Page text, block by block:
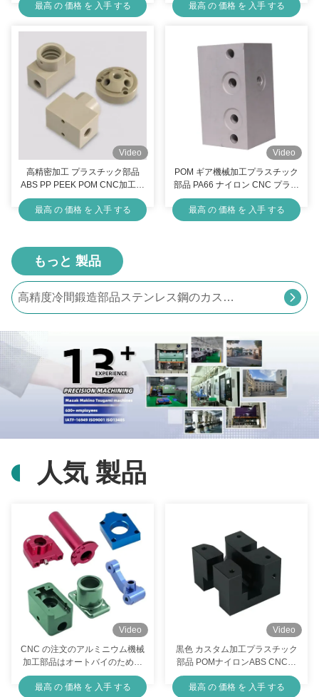
最高 の 価格 を 入手 する
最高 の 価格 を 入手 する
Video
高精密加工 プラスチック部品
ABS PP PEEK POM CNC加工部
品
最高 の 価格 を 入手 する
Video
POM ギア機械加工プラスチック
部品 PA66 ナイロン CNC プラス
チック機械加工サービス
最高 の 価格 を 入手 する
もっと 製品
高精度冷間鍛造部品ステンレス鋼のカスタム冷間圧造部品
精密冷鍛造部品 アルミニウム銅 OEM冷鍛造部品
OEM の冷間鍛造部品の銅のステンレス鋼の金属部品 ISO9001 は証明されます
ステンレス鋼 CNC 機械加工フライス旋盤部品 CNC 機械部品
機械加工された旋削フライススペアパーツプラスチック鋼真鍮アルミニウム CNC サービス
ハードウェア冷間鍛造部品アルミニウム陽極酸化金属鍛造部品カスタマイズ
ローテン オーダーメイド CNC ターニング フレッシング パーツ アルミ ブラス 5 軸
精密冷間鍛造部品カスタマイズされる天然金属鋼プレス鍛造部品
金属CNC加工 フレッシングパーツ 磨き回転サービス 自動車用
人気 製品
Video
CNC の注文のアルミニウム機械
加工部品はオートバイのために
陽極酸化されました
最高 の 価格 を 入手 する
Video
黒色 カスタム加工プラスチック
部品 POMナイロンABS CNCタ
ーニングフレーシング部品
最高 の 価格 を 入手 する